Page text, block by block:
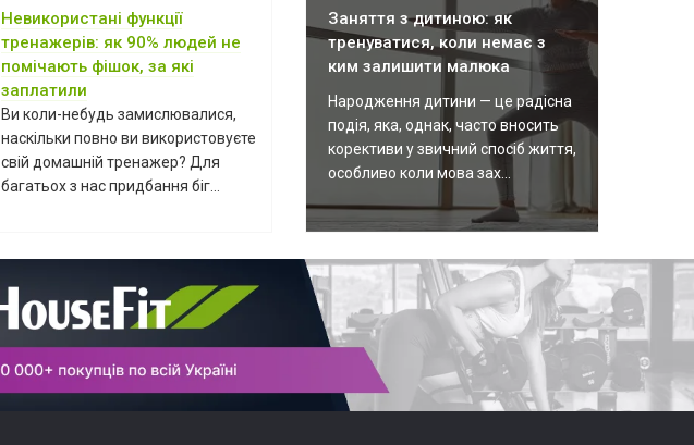
Невикористані функції
тренажерів: як 90% людей не
помічають фішок, за які
заплатили
Ви коли-небудь замислювалися,
наскільки повно ви використовуєте
свій домашній тренажер? Для
багатьох з нас придбання біг...
Заняття з дитиною: як
тренуватися, коли немає з
ким залишити малюка
Народження дитини — це радісна
подія, яка, однак, часто вносить
корективи у звичний спосіб життя,
особливо коли мова зах...